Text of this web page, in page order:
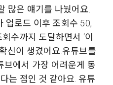
많은 얘기를 나눴어요.
업로드 이후 조회수 50,
수까지 도달하면서 ‘이
신이 생겼어요.유튜브를
브에서 가장 어려운게 동
는 점인 것 같아요. 유튜